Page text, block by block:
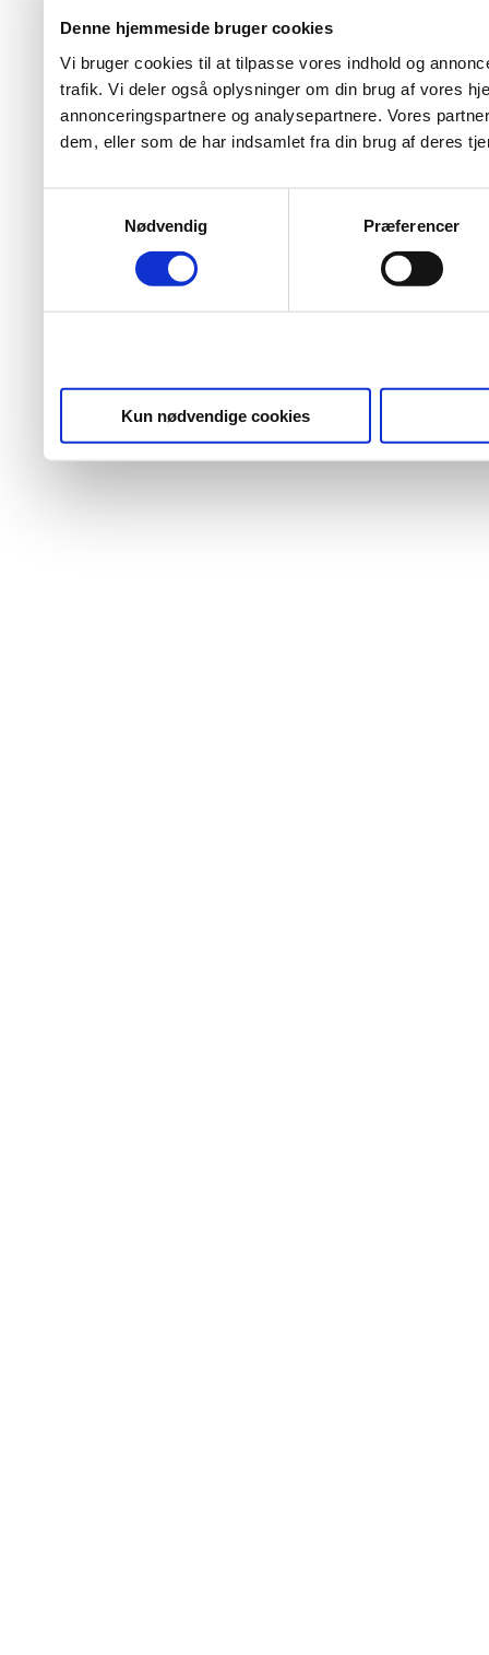
Denne hjemmeside bruger cookies
Vi bruger cookies til at tilpasse vores indhold og
trafik. Vi deler også oplysninger om din brug af vores
annonceringspartnere og analysepartnere. Vores
dem, eller som de har indsamlet fra din brug af deres
Nødvendig
Præferencer
Kun nødvendige cookies